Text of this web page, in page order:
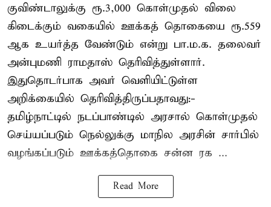
குவிண்டாலுக்கு ரூ.3,000 கொள்முதல் விலை
கிடைக்கும் வகையில் ஊக்கத் தொகையை ரூ.559
ஆக உயர்த்த வேண்டும் என்று பா.ம.க. தலைவர்
அன்புமணி ராமதாஸ் தெரிவித்துள்ளார்.
இதுதொடர்பாக அவர் வெளியிட்டுள்ள
அறிக்கையில் தெரிவித்திருப்பதாவது:-
தமிழ்நாட்டில் நடப்பாண்டில் அரசால் கொள்முதல்
செய்யப்படும் நெல்லுக்கு மாநில அரசின் சார்பில்
வழங்கப்படும் ஊக்கத்தொகை சன்ன ரக ...
Read More